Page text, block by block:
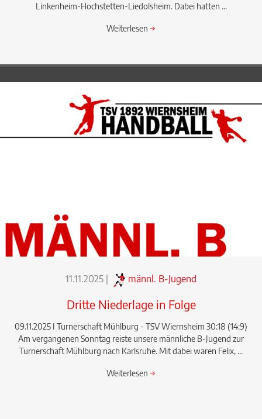
Linkenheim-Hochstetten-Liedolsheim. Dabei hatten ...
Weiterlesen →
11.11.2025 männl. B-Jugend
Dritte Niederlage in Folge
09.11.2025 I Turnerschaft Mühlburg - TSV Wiernsheim 30:18 (14:9)
Am vergangenen Sonntag reiste unsere männliche B-Jugend zur
Turnerschaft Mühlburg nach Karlsruhe. Mit dabei waren Felix, ...
Weiterlesen →